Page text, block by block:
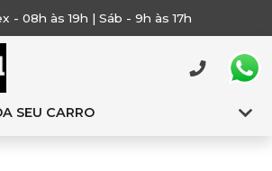
- 08h às 19h | Sáb - 9h às 17h
SEU CARRO